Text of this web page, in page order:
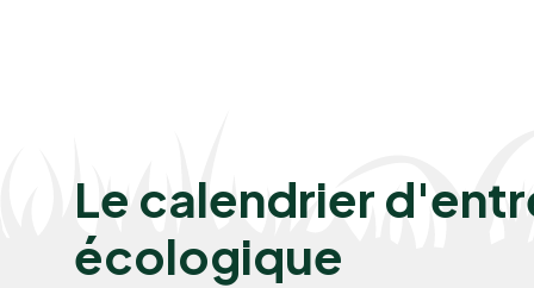
Le calendrier
écologique